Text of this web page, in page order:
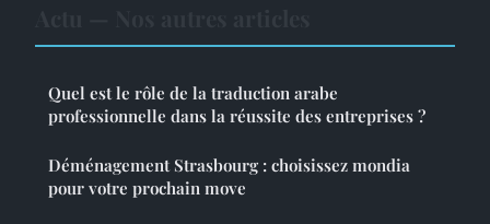
Quel est le rôle de la traduction arabe
professionnelle dans la réussite des entreprises ?
Déménagement Strasbourg : choisissez mondia
pour votre prochain move